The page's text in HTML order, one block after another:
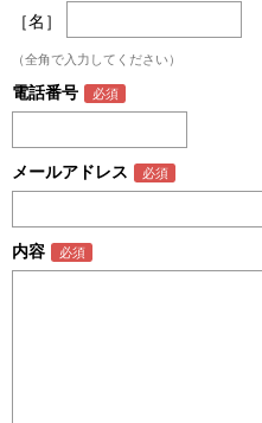
［名］
（全角で入力してください）
電話番号
メールアドレス
内容